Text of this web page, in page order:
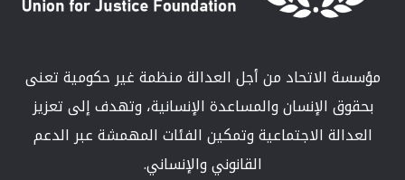
مؤسسة الاتحاد من أجل العدالة منظمة غير حكومية تعنى
بحقوق الإنسان والمساعدة الإنسانية، وتهدف إلى تعزيز
العدالة الاجتماعية وتمكين الفئات المهمشة عبر الدعم
القانوني والإنساني.